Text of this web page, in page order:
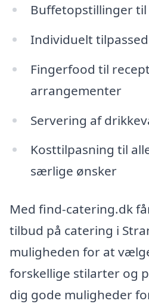
Buffetopstillinger
Individuelt
Fingerfood til
arrangementer
Servering af
Kosttilpasning til
særlige ønsker
Med find-catering.dk
tilbud på catering i
muligheden for at
forskellige stilarter og
dig gode muligheder